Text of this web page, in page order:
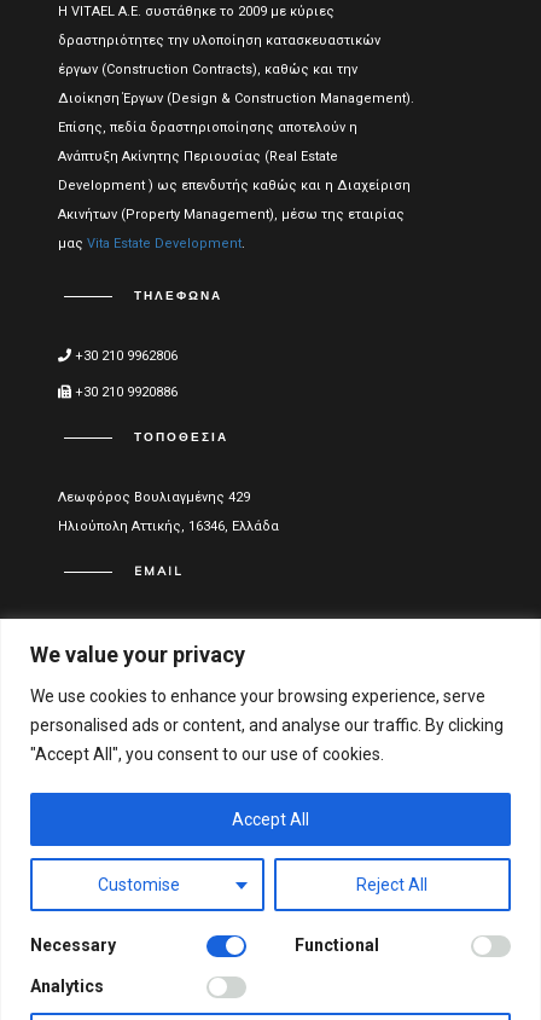
We value your privacy
We use cookies to enhance your browsing experience, serve
personalised ads or content, and analyse our traffic. By clicking
"Accept All", you consent to our use of cookies.
Customise Reject All
Accept All
Necessary Functional
Analytics
Η VITAEL A.E. συστάθηκε το 2009 με κύριες
δραστηριότητες την υλοποίηση κατασκευαστικών
έργων (Construction Contracts), καθώς και την
Διοίκηση Έργων (Design & Construction Management).
Επίσης, πεδία δραστηριοποίησης αποτελούν η
Ανάπτυξη Ακίνητης Περιουσίας (Real Estate
Development ) ως επενδυτής καθώς και η Διαχείριση
Ακινήτων (Property Management), μέσω της εταιρίας
μας Vita Estate Development.
ΤΗΛΈΦΩΝΑ
+30 210 9962806
+30 210 9920886
ΤΟΠΟΘΕΣΊΑ
Λεωφόρος Βουλιαγμένης 429
Ηλιούπολη Αττικής, 16346, Ελλάδα
EMAIL
Όροι Χρήσης
Αριθμός Γενικού Εμπορικού Μητρώου Ελλάδος:
122051001000
© VITAEL 2021. ALL RIGHTS RESERVED.
DEVELOPMENT BY WEB-IDEA.GR